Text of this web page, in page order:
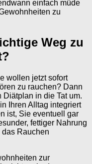
einfach müde
zu
Weg zu
wollen jetzt sofort
zu rauchen? Dann
in die Tat um.
Ihren Alltag integriert
ist, Sie eventuell gar
fettiger Nahrung
das Rauchen
zur